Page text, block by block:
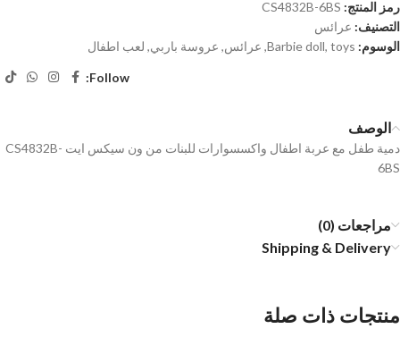
رمز المنتج: CS4832B-6BS
التصنيف: عرائس
الوسوم:
Barbie doll, toys
, عرائس, عروسة باربي, لعب اطفال
Follow:
الوصف
دمية طفل مع عربة اطفال واكسسوارات للبنات من ون سيكس ايت CS4832B-
6BS
مراجعات (0)
Shipping & Delivery
منتجات ذات صلة